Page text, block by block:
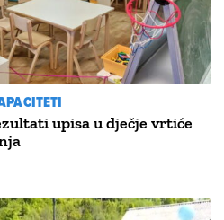
upisa u dječje vrtiće